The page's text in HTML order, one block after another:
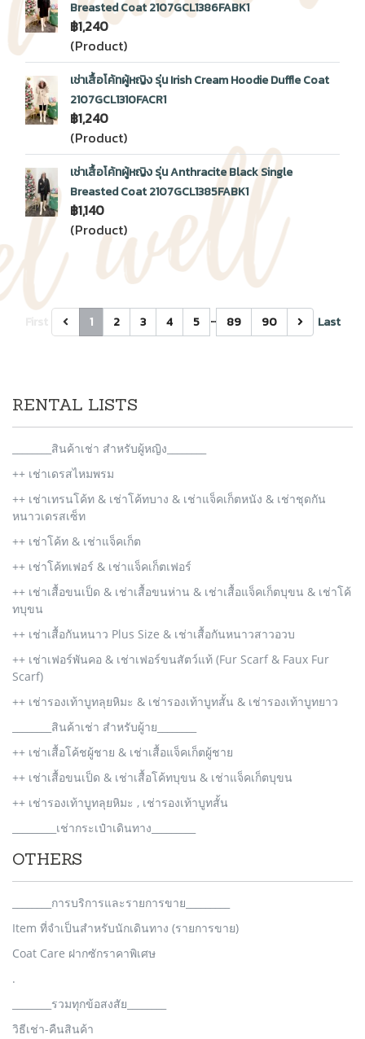
Breasted Coat 2107GCL1386FABK1
฿1,240
(Product)
เช่าเสื้อโค้ทผู้หญิง รุ่น Irish Cream Hoodie Duffle Coat
2107GCL1310FACR1
฿1,240
(Product)
เช่าเสื้อโค้ทผู้หญิง รุ่น Anthracite Black Single
Breasted Coat 2107GCL1385FABK1
฿1,140
(Product)
1 2 3 4 5 … 89 90 Last
RENTAL LISTS
________สินค้าเช่า สำหรับผู้หญิง________
++ เช่าเดรสไหมพรม
++ เช่าเทรนโค้ท & เช่าโค้ทบาง & เช่าแจ็คเก็ตหนัง & เช่าชุดกัน
หนาวเดรสเซ็ท
++ เช่าโค้ท & เช่าแจ็คเก็ต
++ เช่าโค้ทเฟอร์ & เช่าแจ็คเก็ตเฟอร์
++ เช่าเสื้อขนเป็ด & เช่าเสื้อขนห่าน & เช่าเสื้อแจ็คเก็ตบุขน & เช่าโค้
ทบุขน
++ เช่าเสื้อกันหนาว Plus Size & เช่าเสื้อกันหนาวสาวอวบ
++ เช่าเฟอร์พันคอ & เช่าเฟอร์ขนสัตว์แท้ (Fur Scarf & Faux Fur
Scarf)
++ เช่ารองเท้าบูทลุยหิมะ & เช่ารองเท้าบูทสั้น & เช่ารองเท้าบูทยาว
________สินค้าเช่า สำหรับผู้าย________
++ เช่าเสื้อโค้ชผู้ชาย & เช่าเสื้อแจ็คเก็ตผู้ชาย
++ เช่าเสื้อขนเป็ด & เช่าเสื้อโค้ทบุขน & เช่าแจ็คเก็ตบุขน
++ เช่ารองเท้าบูทลุยหิมะ , เช่ารองเท้าบูทสั้น
_________เช่ากระเป๋าเดินทาง_________
OTHERS
________การบริการและรายการขาย_________
Item ที่จำเป็นสำหรับนักเดินทาง (รายการขาย)
Coat Care ฝากซักราคาพิเศษ
.
________รวมทุกข้อสงสัย________
วิธีเช่า-คืนสินค้า